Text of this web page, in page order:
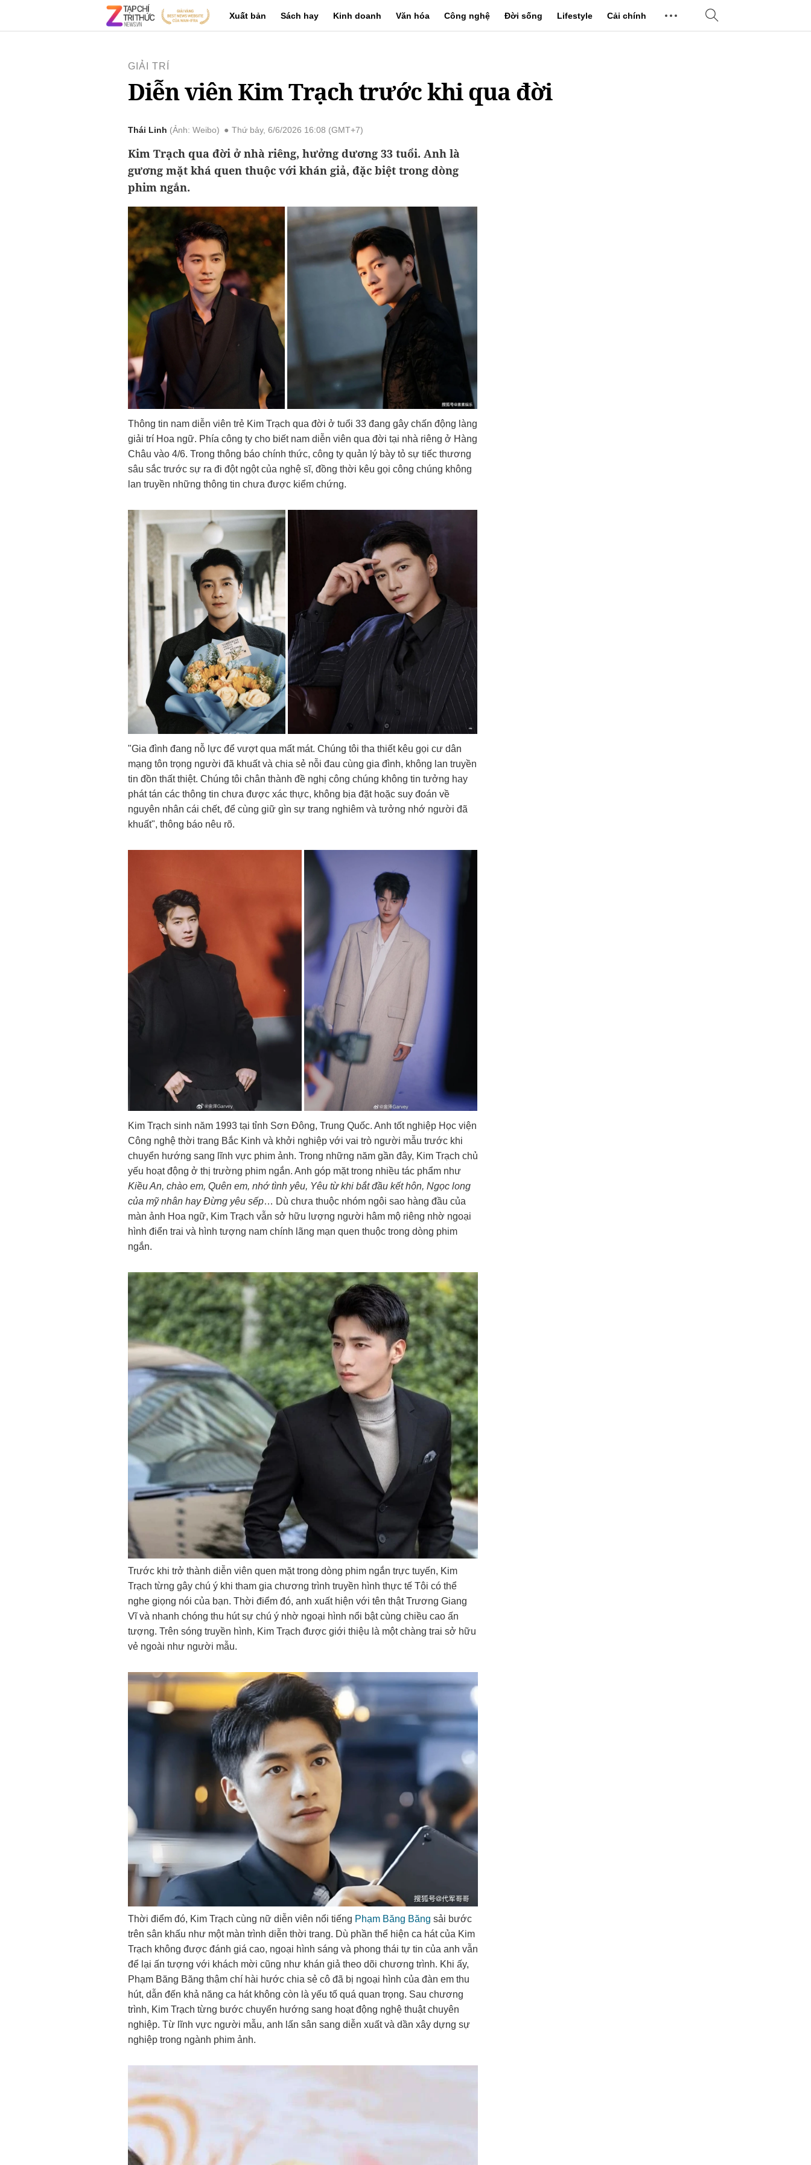
Xuất bản Sách hay Kinh doanh Văn hóa Công nghệ Đời sống Lifestyle Cải chính
GIẢI TRÍ
Diễn viên Kim Trạch trước khi qua đời
Thái Linh Ảnh: Weibo Thứ bảy, 6/6/2026 16:08 (GMT+7)
Kim Trạch qua đời ở nhà riêng, hưởng dương 33 tuổi. Anh là
gương mặt khá quen thuộc với khán giả, đặc biệt trong dòng
phim ngắn.
Thông tin nam diễn viên trẻ Kim Trạch qua đời ở tuổi 33 đang gây chấn động làng
giải trí Hoa ngữ. Phía công ty cho biết nam diễn viên qua đời tại nhà riêng ở Hàng
Châu vào 4/6. Trong thông báo chính thức, công ty quản lý bày tỏ sự tiếc thương
sâu sắc trước sự ra đi đột ngột của nghệ sĩ, đồng thời kêu gọi công chúng không
lan truyền những thông tin chưa được kiểm chứng.
"Gia đình đang nỗ lực để vượt qua mất mát. Chúng tôi tha thiết kêu gọi cư dân
mạng tôn trọng người đã khuất và chia sẻ nỗi đau cùng gia đình, không lan truyền
tin đồn thất thiệt. Chúng tôi chân thành đề nghị công chúng không tin tưởng hay
phát tán các thông tin chưa được xác thực, không bịa đặt hoặc suy đoán về
nguyên nhân cái chết, để cùng giữ gìn sự trang nghiêm và tưởng nhớ người đã
khuất", thông báo nêu rõ.
Kim Trạch sinh năm 1993 tại tỉnh Sơn Đông, Trung Quốc. Anh tốt nghiệp Học viện
Công nghệ thời trang Bắc Kinh và khởi nghiệp với vai trò người mẫu trước khi
chuyển hướng sang lĩnh vực phim ảnh. Trong những năm gần đây, Kim Trạch chủ
yếu hoạt động ở thị trường phim ngắn. Anh góp mặt trong nhiều tác phẩm như
Kiều An, chào em, Quên em, nhớ tình yêu, Yêu từ khi bắt đầu kết hôn, Ngọc long
của mỹ nhân hay Đừng yêu sếp… Dù chưa thuộc nhóm ngôi sao hàng đầu của
màn ảnh Hoa ngữ, Kim Trạch vẫn sở hữu lượng người hâm mộ riêng nhờ ngoại
hình điển trai và hình tượng nam chính lãng mạn quen thuộc trong dòng phim
ngắn.
Trước khi trở thành diễn viên quen mặt trong dòng phim ngắn trực tuyến, Kim
Trạch từng gây chú ý khi tham gia chương trình truyền hình thực tế Tôi có thể
nghe giọng nói của bạn. Thời điểm đó, anh xuất hiện với tên thật Trương Giang
Vĩ và nhanh chóng thu hút sự chú ý nhờ ngoại hình nổi bật cùng chiều cao ấn
tượng. Trên sóng truyền hình, Kim Trạch được giới thiệu là một chàng trai sở hữu
vẻ ngoài như người mẫu.
Thời điểm đó, Kim Trạch cùng nữ diễn viên nổi tiếng Phạm Băng Băng sải bước
trên sân khấu như một màn trình diễn thời trang. Dù phần thể hiện ca hát của Kim
Trạch không được đánh giá cao, ngoại hình sáng và phong thái tự tin của anh vẫn
để lại ấn tượng với khách mời cũng như khán giả theo dõi chương trình. Khi ấy,
Phạm Băng Băng thậm chí hài hước chia sẻ cô đã bị ngoại hình của đàn em thu
hút, dẫn đến khả năng ca hát không còn là yếu tố quá quan trọng. Sau chương
trình, Kim Trạch từng bước chuyển hướng sang hoạt động nghệ thuật chuyên
nghiệp. Từ lĩnh vực người mẫu, anh lấn sân sang diễn xuất và dần xây dựng sự
nghiệp trong ngành phim ảnh.